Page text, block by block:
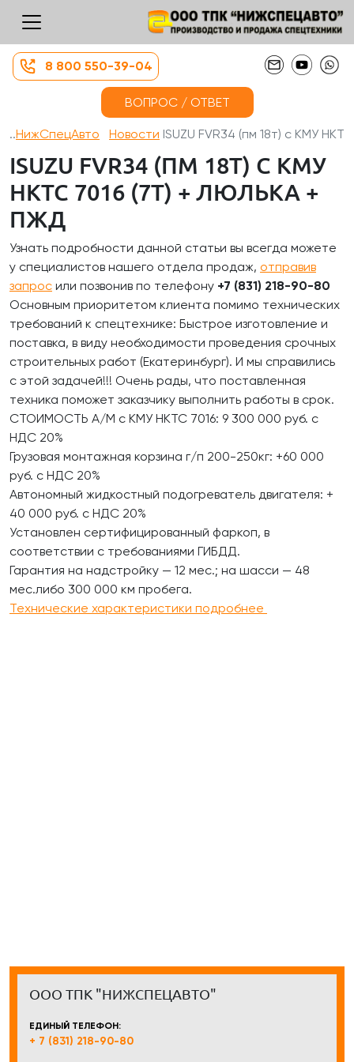
8 800 550-39-04
ВОПРОС / ОТВЕТ
НижСпецАвто Новости ISUZU FVR34 (пм 18т) с КМУ HKT...
ISUZU FVR34 (ПМ 18Т) С КМУ
HKTC 7016 (7Т) + ЛЮЛЬКА +
ПЖД
Узнать подробности данной статьи вы всегда можете
у специалистов нашего отдела продаж, отправив
запрос или позвонив по телефону +7 (831) 218-90-80
Основным приоритетом клиента помимо технических
требований к спецтехнике: Быстрое изготовление и
поставка, в виду необходимости проведения срочных
строительных работ (Екатеринбург). И мы справились
с этой задачей!!! Очень рады, что поставленная
техника поможет заказчику выполнить работы в срок.
СТОИМОСТЬ А/М с КМУ HKTC 7016: 9 300 000 руб. с
НДС 20%
Грузовая монтажная корзина г/п 200-250кг: +60 000
руб. с НДС 20%
Автономный жидкостный подогреватель двигателя: +
40 000 руб. с НДС 20%
Установлен сертифицированный фаркоп, в
соответствии с требованиями ГИБДД.
Гарантия на надстройку — 12 мес.; на шасси — 48
мес.либо 300 000 км пробега.
Технические характеристики подробнее
ООО ТПК "НИЖСПЕЦАВТО"
ЕДИНЫЙ ТЕЛЕФОН:
+ 7 (831) 218-90-80